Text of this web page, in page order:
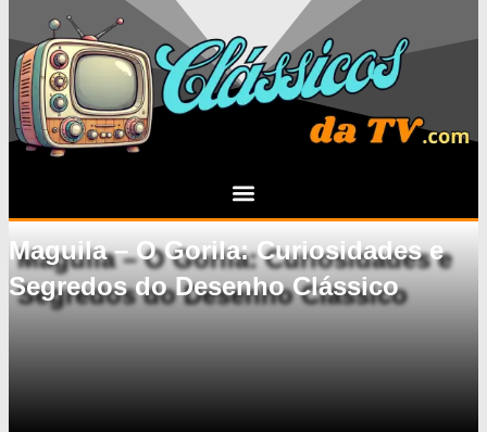
Maguila – O Gorila: Curiosidades e
Segredos do Desenho Clássico